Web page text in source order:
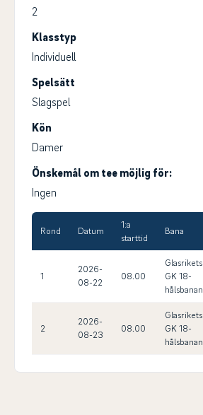
2
Klasstyp
Individuell
Spelsätt
Slagspel
Kön
Damer
Önskemål om tee möjlig för:
Ingen
Rond Datum
1:a
starttid
Bana
1
2026-
08-22
08.00
Glasrikets
GK 18-
hålsbanan
2
2026-
08-23
08.00
Glasrikets
GK 18-
hålsbanan